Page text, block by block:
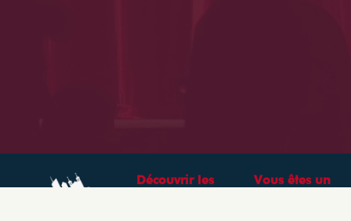
Découvrir les
Vous êtes un